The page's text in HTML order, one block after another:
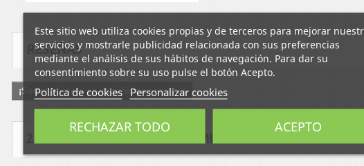
RESEÑAS
¡Sea el primero en escribir una reseña!
Este sitio web utiliza cookies propias y de terceros para mejorar
servicios y mostrarle publicidad relacionada con sus preferencias
mediante el análisis de sus hábitos de navegación. Para dar su
consentimiento sobre su uso pulse el botón Acepto.
Política de cookies Personalizar cookies
RECHAZAR TODO ACEPTO